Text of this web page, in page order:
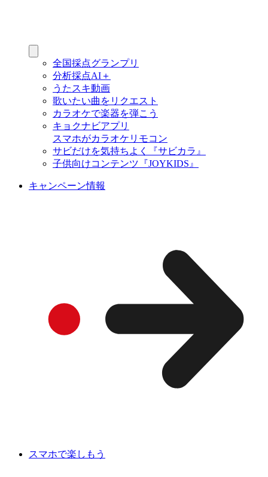
全国採点グランプリ
分析採点AI＋
うたスキ動画
歌いたい曲をリクエスト
カラオケで楽器を弾こう
キョクナビアプリ
スマホがカラオケリモコン
サビだけを気持ちよく『サビカラ』
子供向けコンテンツ『JOYKIDS』
キャンペーン情報
スマホで楽しもう